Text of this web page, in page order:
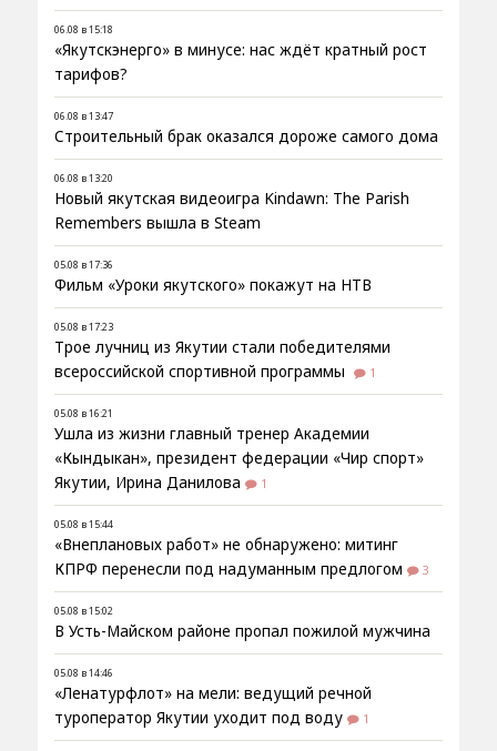
06.08 в 15:18
«Якутскэнерго» в минусе: нас ждёт кратный рост
тарифов?
06.08 в 13:47
Строительный брак оказался дороже самого дома
06.08 в 13:20
Новый якутская видеоигра Kindawn: The Parish
Remembers вышла в Steam
05.08 в 17:36
Фильм «Уроки якутского» покажут на НТВ
05.08 в 17:23
Трое лучниц из Якутии стали победителями
всероссийской спортивной программы
1
05.08 в 16:21
Ушла из жизни главный тренер Академии
«Кындыкан», президент федерации «Чир спорт»
Якутии, Ирина Данилова
1
05.08 в 15:44
«Внеплановых работ» не обнаружено: митинг
КПРФ перенесли под надуманным предлогом
3
05.08 в 15:02
В Усть-Майском районе пропал пожилой мужчина
05.08 в 14:46
«Ленатурфлот» на мели: ведущий речной
туроператор Якутии уходит под воду
1